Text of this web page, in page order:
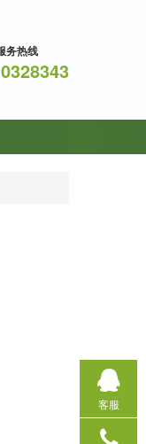
客服
务热线